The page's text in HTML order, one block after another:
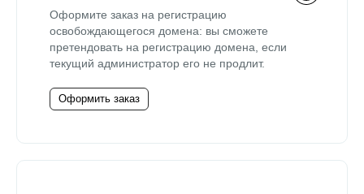
Оформите заказ на регистрацию
освобождающегося домена: вы сможете
претендовать на регистрацию домена, если
текущий администратор его не продлит.
Оформить заказ